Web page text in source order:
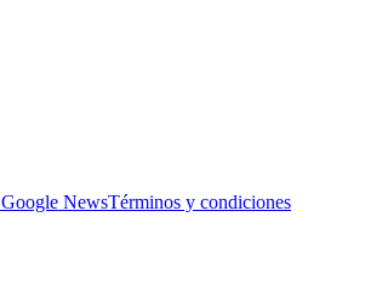
Google NewsTérminos y condiciones